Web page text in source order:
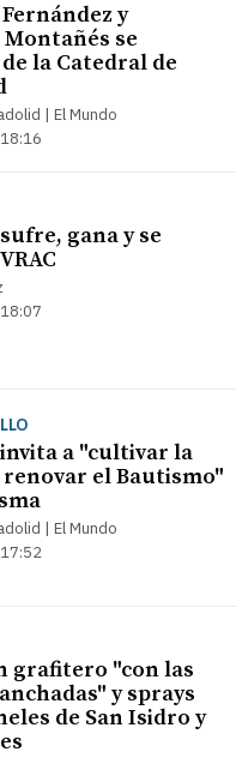
y
se
la Catedral de
| El Mundo
gana y se
a "cultivar la
el Bautismo"
| El Mundo
grafitero "con las
y sprays
de San Isidro y